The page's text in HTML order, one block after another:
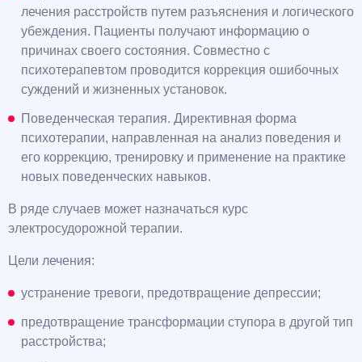
лечения расстройств путем разъяснения и логического
убеждения. Пациенты получают информацию о
причинах своего состояния. Совместно с
психотерапевтом проводится коррекция ошибочных
суждений и жизненных установок.
Поведенческая терапия. Директивная форма
психотерапии, направленная на анализ поведения и
его коррекцию, тренировку и применение на практике
новых поведенческих навыков.
В ряде случаев может назначаться курс
электросудорожной терапии.
Цели лечения:
устранение тревоги, предотвращение депрессии;
предотвращение трансформации ступора в другой тип
расстройства;